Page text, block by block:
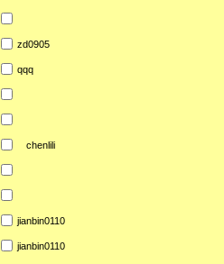
zd0905
qqq
chenlili
jianbin0110
jianbin0110